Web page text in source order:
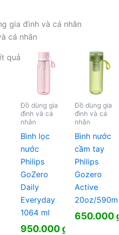
gia đình và cá nhân
cá nhân
quả
Đồ dùng gia
đình và cá
nhân
Bình lọc
nước
Philips
GoZero
Daily
Everyday
1064 ml
950.000₫
Đồ dùng gia
đình và cá
nhân
Bình nước
cầm tay
Philips
Gozero
Active
20oz/590ml
650.000₫